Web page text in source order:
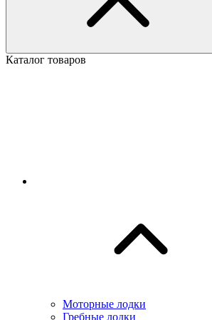
Каталог товаров
Моторные лодки
Гребные лодки